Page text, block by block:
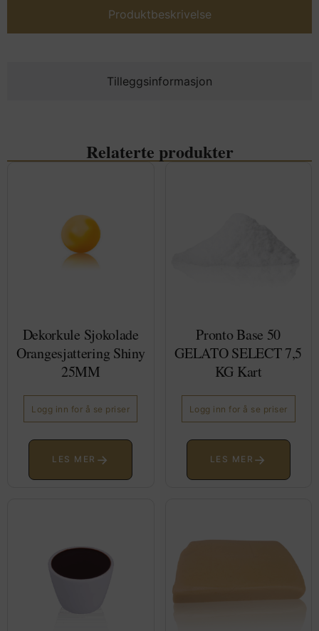
Produktbeskrivelse
Tilleggsinformasjon
Relaterte produkter
Dekorkule Sjokolade
Orangesjattering Shiny
25MM
Logg inn for å se priser
LES MER →
Pronto Base 50
GELATO SELECT 7,5
KG Kart
Logg inn for å se priser
LES MER →